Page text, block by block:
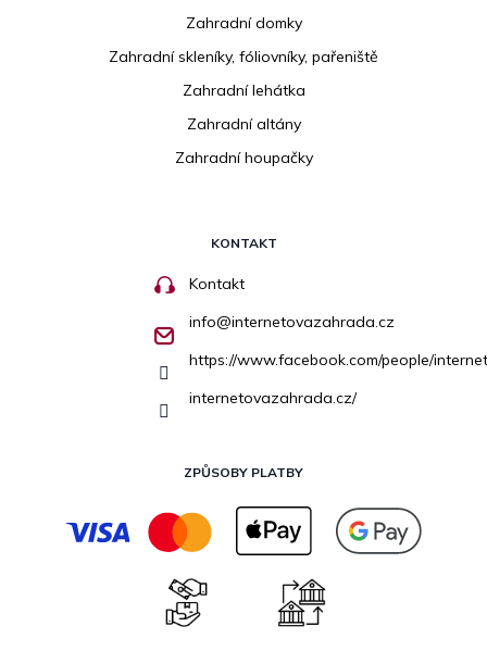
Zahradní domky
Zahradní skleníky, fóliovníky, pařeniště
Zahradní lehátka
Zahradní altány
Zahradní houpačky
KONTAKT
Kontakt
info@internetovazahrada.cz
https://www.facebook.com/people/
internetovazahrada.cz/
ZPŮSOBY PLATBY